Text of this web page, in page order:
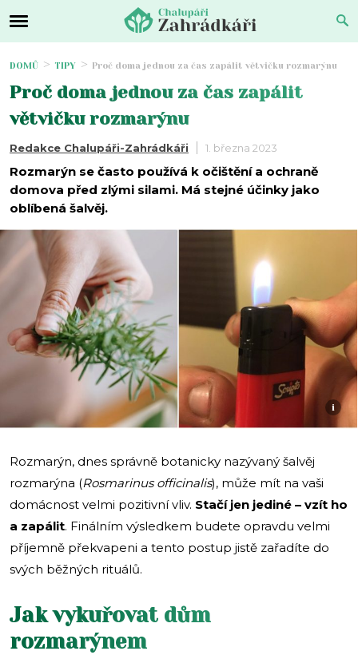
DOMŮ TIPY Proč doma jednou za čas zapálit větvičku rozmarýnu
Proč doma jednou za čas zapálit
větvičku rozmarýnu
Redakce Chalupáři-Zahrádkáři 1. března 2023
Rozmarýn se často používá k očištění a ochraně
domova před zlými silami. Má stejné účinky jako
oblíbená šalvěj.
i
Rozmarýn, dnes správně botanicky nazývaný šalvěj
rozmarýna (Rosmarinus officinalis), může mít na vaši
domácnost velmi pozitivní vliv. Stačí jen jediné – vzít ho
a zapálit. Finálním výsledkem budete opravdu velmi
příjemně překvapeni a tento postup jistě zařadíte do
svých běžných rituálů.
Jak vykuřovat dům
rozmarýnem